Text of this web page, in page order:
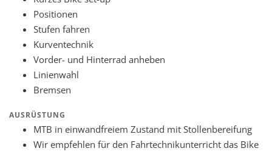
Positionen
Stufen fahren
Kurventechnik
Vorder- und Hinterrad anheben
Linienwahl
Bremsen
AUSRÜSTUNG
MTB in einwandfreiem Zustand mit Stollenbereifung
Wir empfehlen für den Fahrtechnikunterricht das Bike